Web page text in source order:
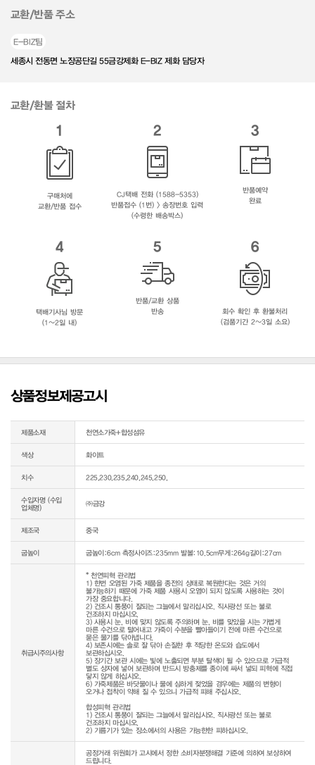
교환/반품 주소
E-BIZ팀
세종시 전동면 노장공단길 55금강제화 E-BIZ 제화 담당자
교환/환불 절차
1
구매처에
교환/반품 접수
2
CJ택배 전화 (1588-5353)
반품접수 (1번) > 송장번호 입력
(수령한 배송박스)
3
반품예약
완료
4
택배기사님 방문
(1~2일 내)
5
반품/교환 상품
반송
6
회수 확인 후 환불처리
(검품기간 2~3일 소요)
상품정보제공고시
제품소재 천연소가죽+합성섬유
색상 화이트
치수 225,230,235,240,245,250,
수입자명 (수입
업체명)
㈜금강
제조국 중국
굽높이 굽높이:6cm 측정사이즈:235mm 발볼:10.5cm무게:264g길이:27cm
취급시주의사항
* 천연피혁 관리법
1) 한번 오염된 가죽 제품을 종전의 상태로 복원한다는 것은 거의
불가능하기 때문에 가죽 제품 사용시 오염이 되지 않도록 사용하는 것이
가장 중요합니다.
2) 건조시 통풍이 잘되는 그늘에서 말리십시오. 직사광선 또는 불로
건조하지 마십시오.
3) 사용시 눈, 비에 맞지 않도록 주의하며 눈, 비를 맞았을 시는 가볍게
마른 수건으로 털어내고 가죽이 수분을 빨아들이기 전에 마른 수건으로
묻은 물기를 닦아냅니다.
4) 보존시에는 솔로 잘 닦아 손질한 후 적당한 온도와 습도에서
보관하십시오.
5) 장기간 보관 시에는 빛에 노출되면 부분 탈색이 될 수 있으므로 가급적
별도 상자에 넣어 보관하며 반드시 방충제를 종이에 싸서 넣되 피혁에 직접
닿지 않게 하십시오.
6) 가죽제품은 바닷물이나 물에 심하게 젖었을 경우에는 제품의 변형이
오거나 접착이 약해 질 수 있으니 가급적 피해 주십시오.
합성피혁 관리법
1) 건조시 통풍이 잘되는 그늘에서 말리십시오. 직사광선 또는 불로
건조하지 마십시오.
공정거래 위원회가 고시에서 정한 소비자분쟁해결 기준에 의하여 보상하여
드립니다.